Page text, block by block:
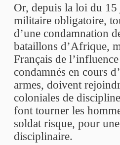
Or, depuis la loi du
militaire obligatoire,
d’une condamnation
bataillons d’Afrique,
Français de
condamnés en cours
armes, doivent
coloniales de
font tourner les
soldat risque, pour
disciplinaire.